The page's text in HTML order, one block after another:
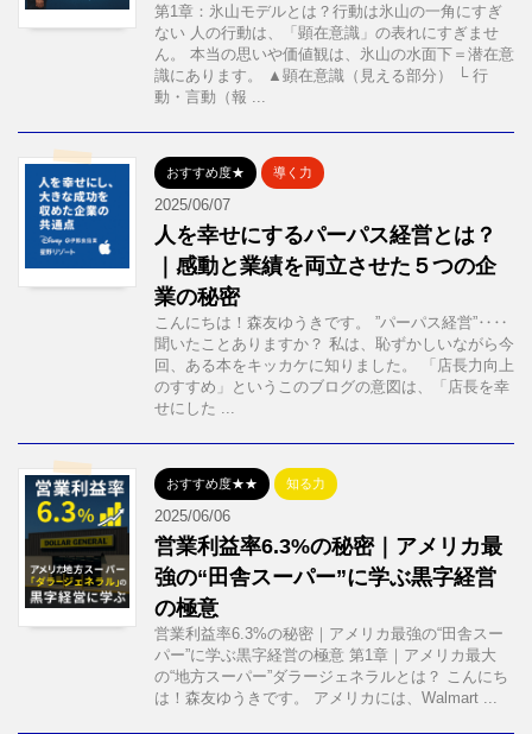
第1章：氷山モデルとは？行動は氷山の一角にすぎ
ない 人の行動は、「顕在意識」の表れにすぎませ
ん。 本当の思いや価値観は、氷山の水面下＝潜在意
識にあります。 ▲顕在意識（見える部分） └ 行
動・言動（報 ...
おすすめ度★ 導く力
2025/06/07
人を幸せにするパーパス経営とは？
｜感動と業績を両立させた５つの企
業の秘密
こんにちは！森友ゆうきです。 ”パーパス経営”‥‥
聞いたことありますか？ 私は、恥ずかしいながら今
回、ある本をキッカケに知りました。 「店長力向上
のすすめ」というこのブログの意図は、「店長を幸
せにした ...
おすすめ度★★ 知る力
2025/06/06
営業利益率6.3%の秘密｜アメリカ最
強の“田舎スーパー”に学ぶ黒字経営
の極意
営業利益率6.3%の秘密｜アメリカ最強の“田舎スー
パー”に学ぶ黒字経営の極意 第1章｜アメリカ最大
の“地方スーパー”ダラージェネラルとは？ こんにち
は！森友ゆうきです。 アメリカには、Walmart ...